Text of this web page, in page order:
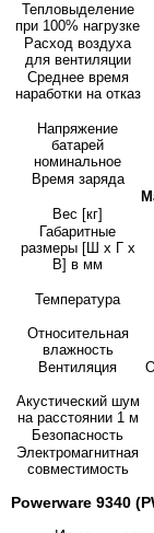
Тепловыделение
при 100% нагрузке
Расход воздуха
для вентиляции
Среднее время
наработки на отказ
Напряжение
батарей
номинальное
Время заряда
Вес [кг]
Габаритные
размеры [Ш x Г x
В] в мм
Температура
Относительная
влажность
Вентиляция
Акустический шум
на расстоянии 1 м
Безопасность
Электромагнитная
совместимость
Powerware 9340